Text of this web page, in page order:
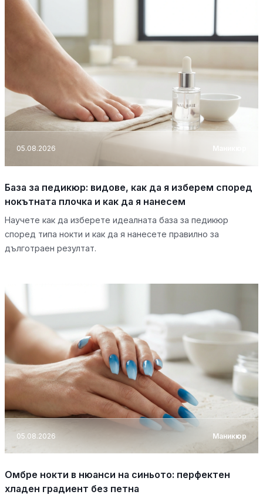
05.08.2026 Маникюр
База за педикюр: видове, как да я изберем според
нокътната плочка и как да я нанесем
Научете как да изберете идеалната база за педикюр
според типа нокти и как да я нанесете правилно за
дълготраен резултат.
05.08.2026 Маникюр
Омбре нокти в нюанси на синьото: перфектен
хладен градиент без петна